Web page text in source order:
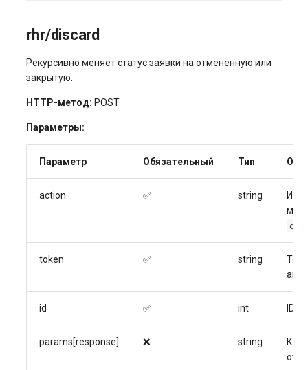
rhr/discard
Рекурсивно меняет статус заявки на отмененную или
закрытую.
HTTP-метод: POST
Параметры:
Параметр Обязательный Тип
action ✅ string
token ✅ string
id ✅ int ID
params[response] ❌ string